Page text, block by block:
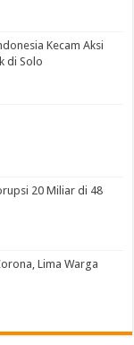
Kecam Aksi
di Solo
20 Miliar di 48
Lima Warga